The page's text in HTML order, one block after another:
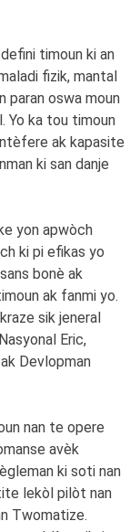
timoun ki an
fizik, mantal
paran oswa moun
Yo ka tou timoun
ak kapasite
ki san danje
yon apwòch
ki pi efikas yo
bonè ak
ak fanmi yo.
sik jeneral
Eric,
Devlopman
nan te opere
avèk
ki soti nan
lekòl pilòt nan
Twomatize.